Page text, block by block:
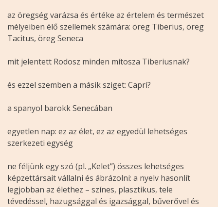
az öregség varázsa és értéke az értelem és természet
mélyeiben élő szellemek számára: öreg Tiberius, öreg
Tacitus, öreg Seneca
mit jelentett Rodosz minden mítosza Tiberiusnak?
és ezzel szemben a másik sziget: Capri?
a spanyol barokk Senecában
egyetlen nap: ez az élet, ez az egyedül lehetséges
szerkezeti egység
ne féljünk egy szó (pl. „Kelet”) összes lehetséges
képzettársait vállalni és ábrázolni: a nyelv hasonlít
legjobban az élethez – színes, plasztikus, tele
tévedéssel, hazugsággal és igazsággal, bűverővel és